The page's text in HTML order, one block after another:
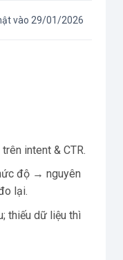
vào 29/01/2026
intent & CTR.
độ → nguyên
lại.
thiếu dữ liệu thì